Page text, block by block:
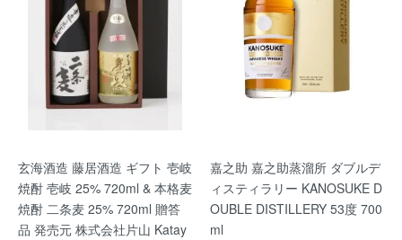
玄海酒造 藤居酒造 ギフト 壱岐
焼酎 壱岐 25% 720ml & 本格麦
焼酎 二条麦 25% 720ml 贈答
品 発売元 株式会社片山 Katay
嘉之助 嘉之助蒸溜所 ダブルデ
ィスティラリー KANOSUKE D
OUBLE DISTILLERY 53度 700
ml